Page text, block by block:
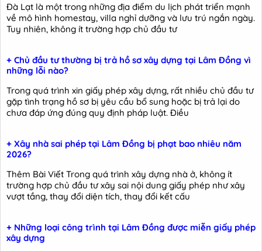
Đà Lạt là một trong những địa điểm du lịch phát triển mạnh
về mô hình homestay, villa nghỉ dưỡng và lưu trú ngắn ngày.
Tuy nhiên, không ít trường hợp chủ đầu tư
+ Chủ đầu tư thường bị trả hồ sơ xây dựng tại Lâm Đồng vì
những lỗi nào?
Trong quá trình xin giấy phép xây dựng, rất nhiều chủ đầu tư
gặp tình trạng hồ sơ bị yêu cầu bổ sung hoặc bị trả lại do
chưa đáp ứng đúng quy định pháp luật. Điều
+ Xây nhà sai phép tại Lâm Đồng bị phạt bao nhiêu năm
2026?
Thêm Bài Viết Trong quá trình xây dựng nhà ở, không ít
trường hợp chủ đầu tư xây sai nội dung giấy phép như xây
vượt tầng, thay đổi diện tích, thay đổi kết cấu
+ Những loại công trình tại Lâm Đồng được miễn giấy phép
xây dựng